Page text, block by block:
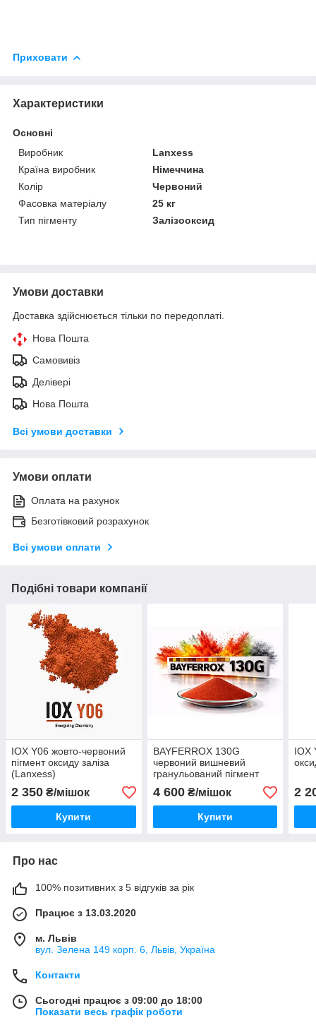
Приховати
Характеристики
Основні
Виробник
Lanxess
Країна виробник
Німеччина
Колір
Червоний
Фасовка матеріалу
25 кг
Тип пігменту
Залізооксид
Умови доставки
Доставка здійснюється тільки по передоплаті.
Нова Пошта
Самовивіз
Делівері
Нова Пошта
Всі умови доставки
Умови оплати
Оплата на рахунок
Безготівковий розрахунок
Всі умови оплати
Подібні товари компанії
IOX Y06 жовто-червоний
пігмент оксиду заліза
(Lanxess)
2 350 ₴/мішок
Купити
BAYFERROX 130G
червоний вишневий
гранульований пігмент
оксиду заліза
4 600₴/мішок
Купити
IOX
2
Про нас
100% позитивних з 5 відгуків за рік
Працює з 13.03.2020
м. Львів
вул. Зелена 149 корп. 6, Львів, Україна
Контакти
Сьогодні працює з 09:00 до 18:00
Показати весь графік роботи